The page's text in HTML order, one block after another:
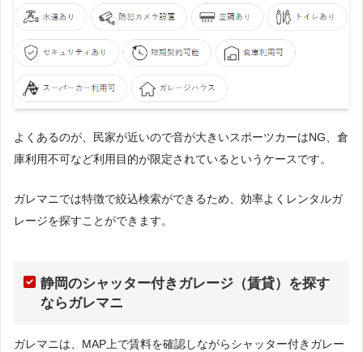
よくあるのが、民家が近いので音が大きいスポーツカーはNG、倉
庫利用不可など利用目的が限定されているというケースです。
ガレマニでは特徴で絞込検索ができるため、効率よくレンタルガ
レージを探すことができます。
静岡のシャッター付きガレージ（賃貸）を探す
ならガレマニ
ガレマニは、MAP上で賃料を確認しながらシャッター付きガレー